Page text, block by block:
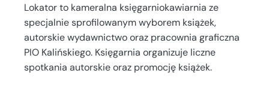
Lokator to kameralna księgarniokawiarnia ze
specjalnie sprofilowanym wyborem książek,
autorskie wydawnictwo oraz pracownia graficzna
PIO Kalińskiego. Księgarnia organizuje liczne
spotkania autorskie oraz promocję książek.